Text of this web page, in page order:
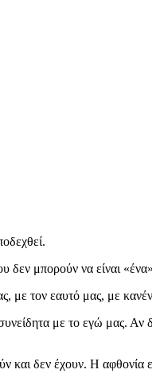
δεν μπορούν να είναι
με τον εαυτό μας, με
με το εγώ μας.
δεν έχουν. Η αφθονία